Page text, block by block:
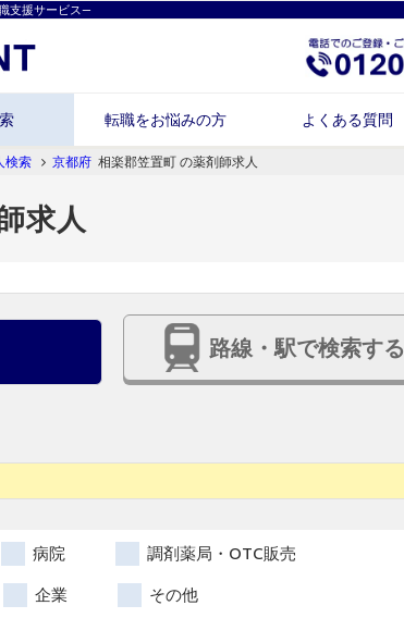
支援サービス―
転職をお悩みの方 よくある質問
検索 京都府 相楽郡笠置町 の薬剤師求人
求人
路線・駅で検索する
病院 調剤薬局・OTC販売
企業 その他